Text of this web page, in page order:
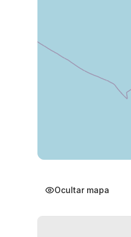
Ocultar mapa